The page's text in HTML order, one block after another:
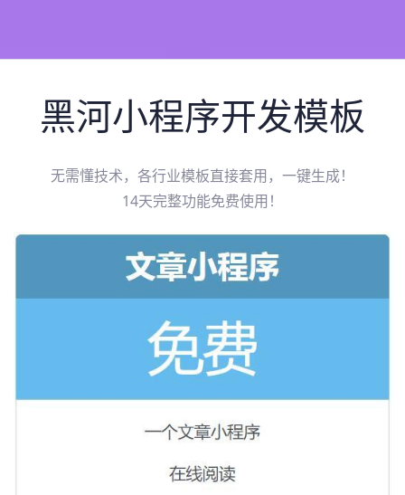
黑河小程序开发模板
无需懂技术，各行业模板直接套用，一键生成！
14天完整功能免费使用！